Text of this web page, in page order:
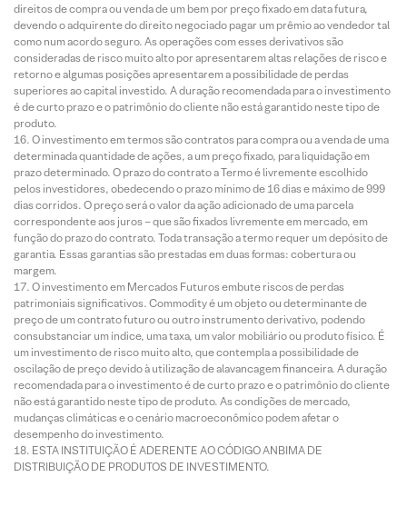
direitos de compra ou venda de um bem por preço fixado em data futura,
devendo o adquirente do direito negociado pagar um prêmio ao vendedor tal
como num acordo seguro. As operações com esses derivativos são
consideradas de risco muito alto por apresentarem altas relações de risco e
retorno e algumas posições apresentarem a possibilidade de perdas
superiores ao capital investido. A duração recomendada para o investimento
é de curto prazo e o patrimônio do cliente não está garantido neste tipo de
produto.
O investimento em termos são contratos para compra ou a venda de uma
determinada quantidade de ações, a um preço fixado, para liquidação em
prazo determinado. O prazo do contrato a Termo é livremente escolhido
pelos investidores, obedecendo o prazo mínimo de 16 dias e máximo de 999
dias corridos. O preço será o valor da ação adicionado de uma parcela
correspondente aos juros – que são fixados livremente em mercado, em
função do prazo do contrato. Toda transação a termo requer um depósito de
garantia. Essas garantias são prestadas em duas formas: cobertura ou
margem.
O investimento em Mercados Futuros embute riscos de perdas
patrimoniais significativos. Commodity é um objeto ou determinante de
preço de um contrato futuro ou outro instrumento derivativo, podendo
consubstanciar um índice, uma taxa, um valor mobiliário ou produto físico. É
um investimento de risco muito alto, que contempla a possibilidade de
oscilação de preço devido à utilização de alavancagem financeira. A duração
recomendada para o investimento é de curto prazo e o patrimônio do cliente
não está garantido neste tipo de produto. As condições de mercado,
mudanças climáticas e o cenário macroeconômico podem afetar o
desempenho do investimento.
ESTA INSTITUIÇÃO É ADERENTE AO CÓDIGO ANBIMA DE
DISTRIBUIÇÃO DE PRODUTOS DE INVESTIMENTO.